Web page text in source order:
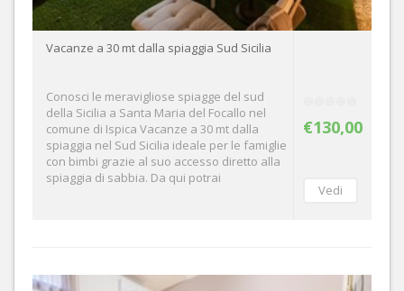
€130,00
Vacanze a 30 mt dalla spiaggia Sud Sicilia
Conosci le meravigliose spiagge del sud
della Sicilia a Santa Maria del Focallo nel
comune di Ispica Vacanze a 30 mt dalla
spiaggia nel Sud Sicilia ideale per le famiglie
con bimbi grazie al suo accesso diretto alla
spiaggia di sabbia. Da qui potrai